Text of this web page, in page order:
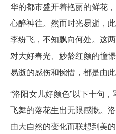
华的都市盛开着艳丽的鲜花
心醉神往。然而时光易逝，
李纷飞，不知飘向何处。这
对大好春光、妙龄红颜的憧
易逝的感伤和惋惜，都是由此
“洛阳女儿好颜色”以下十句
飞舞的落花生出无限感慨。
由大自然的变化而联想到美